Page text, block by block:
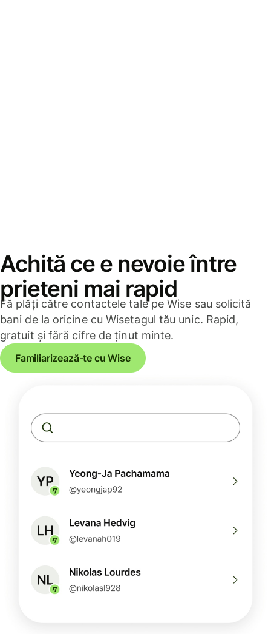
Achită ce e nevoie între
prieteni mai rapid
Fă plăți către contactele tale pe Wise sau solicită
bani de la oricine cu Wisetagul tău unic. Rapid,
gratuit și fără cifre de ținut minte.
Familiarizează-te cu Wise